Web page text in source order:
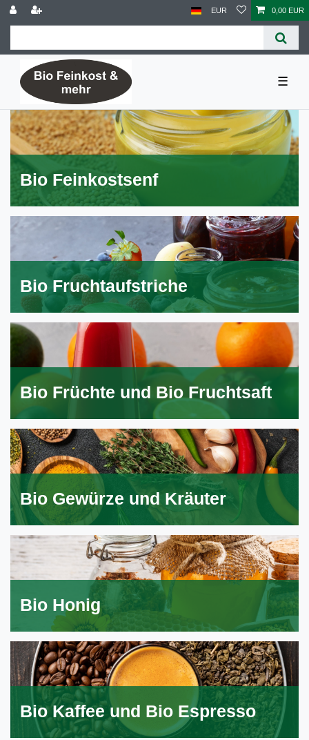
EUR 0,00 EUR
☰
Bio Feinkostsenf
Bio Fruchtaufstriche
Bio Früchte und Bio Fruchtsaft
Bio Gewürze und Kräuter
Bio Honig
Bio Kaffee und Bio Espresso